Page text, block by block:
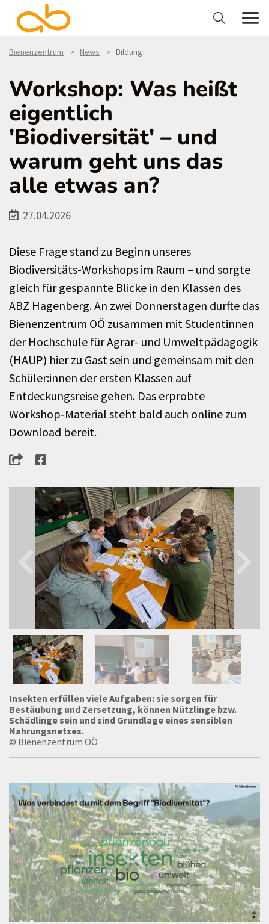
Bienenzentrum News Bildung
Workshop: Was heißt
eigentlich
'Biodiversität' – und
warum geht uns das
alle etwas an?
27.04.2026
Diese Frage stand zu Beginn unseres
Biodiversitäts-Workshops im Raum – und sorgte
gleich für gespannte Blicke in den Klassen des
ABZ Hagenberg. An zwei Donnerstagen durfte das
Bienenzentrum OÖ zusammen mit Studentinnen
der Hochschule für Agrar- und Umweltpädagogik
(HAUP) hier zu Gast sein und gemeinsam mit den
Schüler:innen der ersten Klassen auf
Entdeckungsreise gehen. Das erprobte
Workshop‑Material steht bald auch online zum
Download bereit.
Insekten erfüllen viele Aufgaben: sie sorgen für
Bestäubung und Zersetzung, können Nützlinge bzw.
Schädlinge sein und sind Grundlage eines sensiblen
Nahrungsnetzes.
© Bienenzentrum OÖ